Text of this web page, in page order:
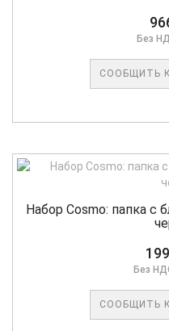
Без
СООБЩИТЬ
Набор Cosmo: папка с
Без
СООБЩИТЬ